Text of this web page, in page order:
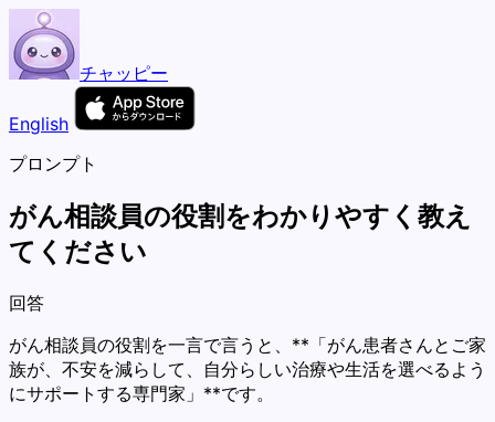
チャッピー
English
プロンプト
がん相談員の役割をわかりやすく教え
てください
回答
がん相談員の役割を一言で言うと、**「がん患者さんとご家
族が、不安を減らして、自分らしい治療や生活を選べるよう
にサポートする専門家」**です。